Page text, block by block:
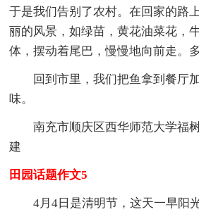
于是我们告别了农村。在回家的路
丽的风景，如绿苗，黄花油菜花，
体，摆动着尾巴，慢慢地向前走。
回到市里，我们把鱼拿到餐厅
味。
南充市顺庆区西华师范大学福
建
田园话题作文5
4月4日是清明节，这天一早阳